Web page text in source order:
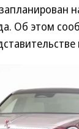
Об этом